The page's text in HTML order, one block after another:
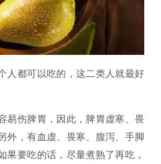
人都可以吃的，这二类人就最好
易伤脾胃，因此，脾胃虚寒、畏
外，有血虚、畏寒、腹泻、手脚
果要吃的话，尽量煮熟了再吃，